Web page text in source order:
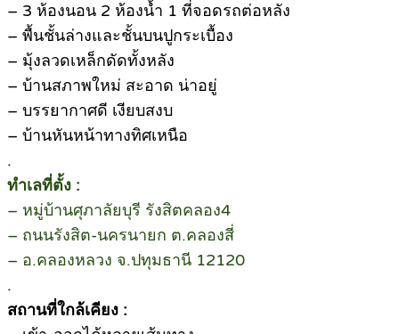
– 3 ห้องนอน 2 ห้องน้ำ 1 ที่จอดรถต่อหลัง
– พื้นชั้นล่างและชั้นบนปูกระเบื้อง
– มุ้งลวดเหล็กดัดทั้งหลัง
– บ้านสภาพใหม่ สะอาด น่าอยู่
– บรรยากาศดี เงียบสงบ
– บ้านหันหน้าทางทิศเหนือ
.
ทำเลที่ตั้ง :
– หมู่บ้านศุภาลัยบุรี รังสิตคลอง4
– ถนนรังสิต-นครนายก ต.คลองสี่
– อ.คลองหลวง จ.ปทุมธานี 12120
.
สถานที่ใกล้เคียง :